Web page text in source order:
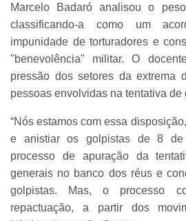
Marcelo Badaró analisou o
classificando-a como um
impunidade de torturadores e
"benevolência" militar. O
pressão dos setores da extrema
pessoas envolvidas na tentativa de
“Nós estamos com essa
e anistiar os golpistas de 8
processo de apuração da
generais no banco dos réus e
golpistas. Mas, o processo
repactuação, a partir dos